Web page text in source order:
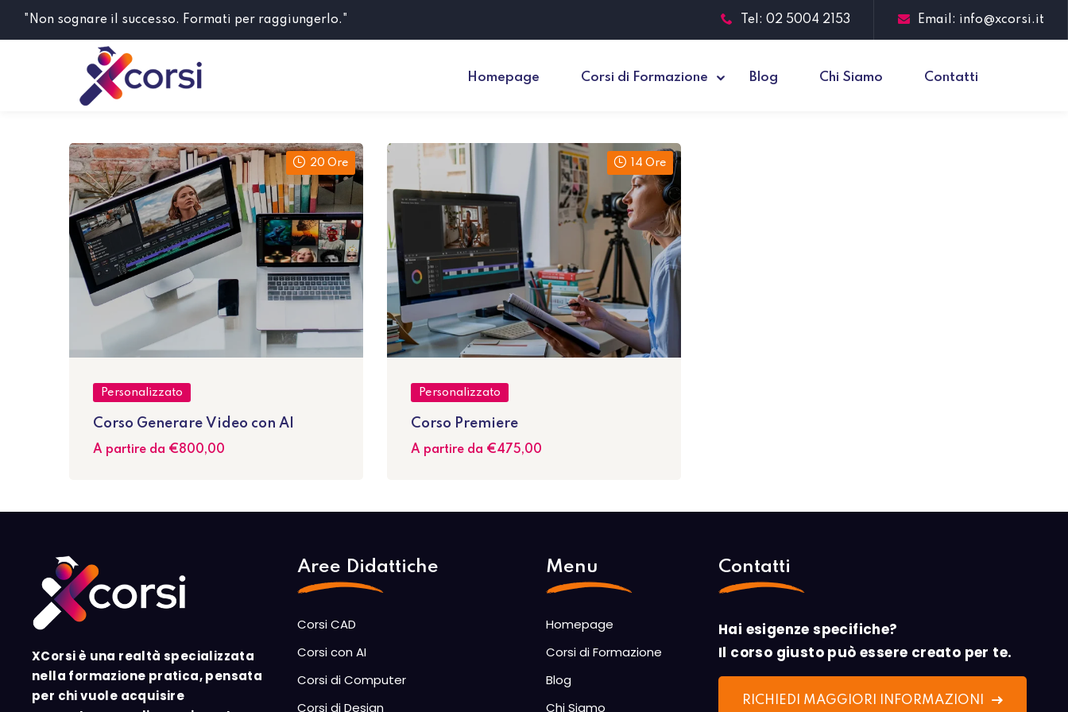
"Non sognare il successo. Formati per raggiungerlo." Tel: 02 5004 2153 Email: info@xcorsi.it
Homepage Corsi di Formazione Blog Chi Siamo Contatti
20 Ore
Personalizzato
Corso Generare Video con AI
A partire da €800,00
14 Ore
Personalizzato
Corso Premiere
A partire da €475,00
XCorsi è una realtà specializzata
nella formazione pratica, pensata
per chi vuole acquisire
Aree Didattiche
Corsi CAD
Corsi con AI
Corsi di Computer
Corsi di Design
Menu
Homepage
Corsi di Formazione
Blog
Chi Siamo
Contatti
Hai esigenze specifiche?
Il corso giusto può essere creato per te.
RICHIEDI MAGGIORI INFORMAZIONI